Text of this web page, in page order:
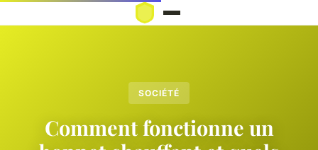
SOCIÉTÉ
Comment fonctionne un